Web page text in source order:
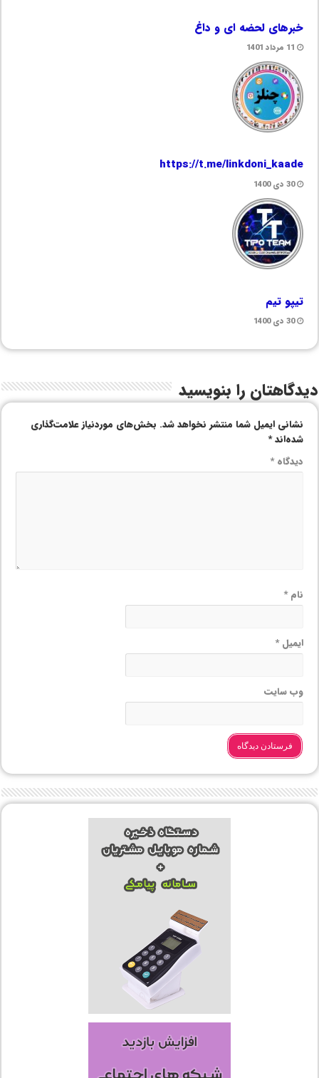
خبرهای لحضه ای و داغ
11 مرداد 1401
https://t.me/linkdoni_kaade
30 دی 1400
تیپو تیم
30 دی 1400
دیدگاهتان را بنویسید
نشانی ایمیل شما منتشر نخواهد شد. بخش‌های موردنیاز علامت‌گذاری
شده‌اند*
دیدگاه*
نام*
ایمیل*
وب‌ سایت